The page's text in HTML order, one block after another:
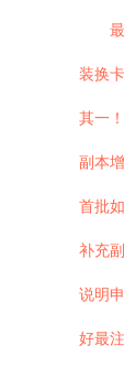
装换
其一
副本
首批
补充
说明
好最